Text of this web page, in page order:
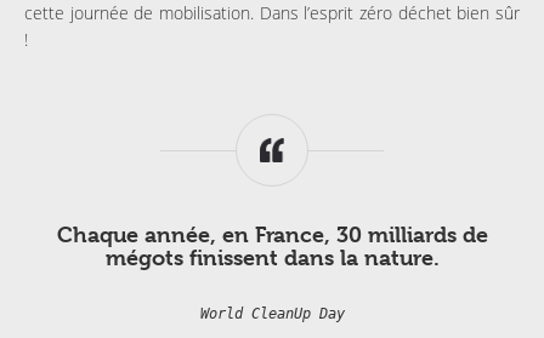
cette journée de mobilisation. Dans l’esprit zéro déchet bien sûr
!
Chaque année, en France, 30 milliards de
mégots finissent dans la nature.
World CleanUp Day